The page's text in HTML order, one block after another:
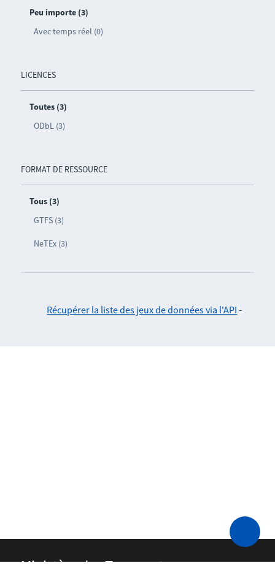
Peu importe (3)
Avec temps réel (0)
LICENCES
Toutes (3)
ODbL (3)
FORMAT DE RESSOURCE
Tous (3)
GTFS (3)
NeTEx (3)
Récupérer la liste des jeux de données via l'API -
Ministère des Transports